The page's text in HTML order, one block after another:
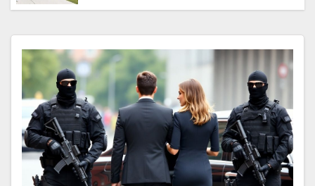
Lietuvoje?